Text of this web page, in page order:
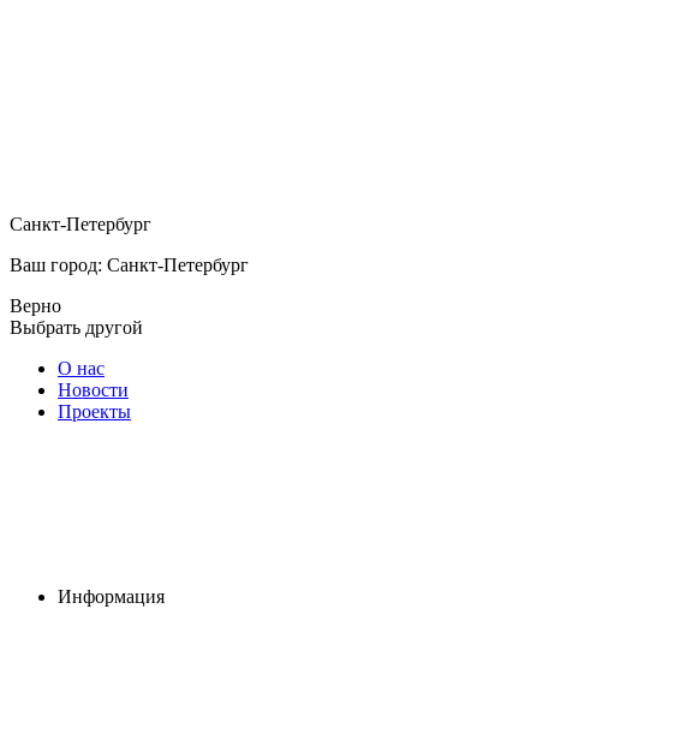
Санкт-Петербург
Ваш город: Санкт-Петербург
Верно
Выбрать другой
О нас
Новости
Проекты
Информация